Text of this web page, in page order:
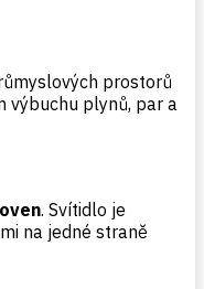
prostorů
výbuchu plynů, par a
. Svítidlo je
na jedné straně